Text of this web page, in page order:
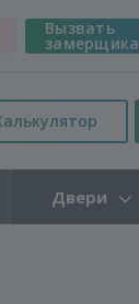
Вызвать
замерщика
Двери